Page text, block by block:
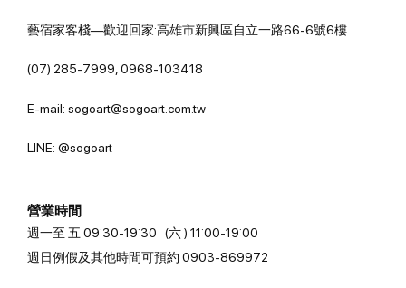
藝宿家客棧—歡迎回家:高雄市新興區自立一路66-6號6樓
(07) 285-7999, 0968-103418
E-mail: sogoart@sogoart.com.tw
LINE: @sogoart
營業時間
週一至 五 09:30-19:30 (六 ) 11:00-19:00
週日例假及其他時間可預約 0903-869972